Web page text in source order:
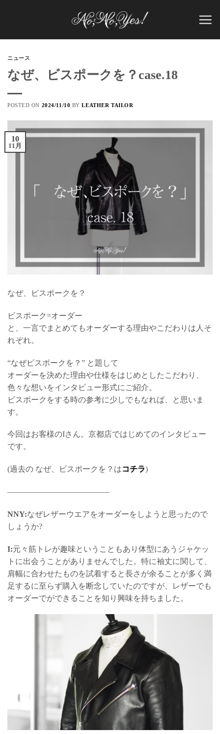
ニュース
なぜ、ビスポークを？case.18
POSTED ON 2024/11/10 BYLEATHER TAILOR
10
11月
なぜ、ビスポークを？
ビスポーク=オーダー
と、一言でまとめてもオーダーする理由やこだわりは人そ
れぞれ。
“なぜビスポークを？” と題して
オーダーを決めた理由や仕様をはじめとしたこだわり、
色々な想いをインタビュー形式にご紹介。
ビスポークをする時の参考に少しでもなれば、と思いま
す。
今回はお客様のIさん。京都店ではじめてのインタビュー
です。
(過去の なぜ、ビスポークを？はコチラ)
—————————————
NNY:なぜレザーウエアをオーダーをしようと思ったので
しょうか?
I:元々筋トレが趣味ということもあり体型にあうジャケッ
トに出会うことがありませんでした。特に袖丈に関して、
肩幅に合わせたものを試着すると長さが余ることが多く満
足するに至らず購入を断念していたのですが、レザーでも
オーダーでができることを知り興味を持ちました。